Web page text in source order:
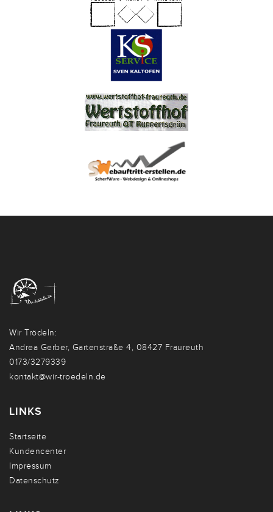
Wir Trödeln:
Andrea Gerber, Gartenstraße 4, 08427 Fraureuth
0173/3279339
kontakt@wir-troedeln.de
LINKS
Startseite
Kundencenter
Impressum
Datenschutz